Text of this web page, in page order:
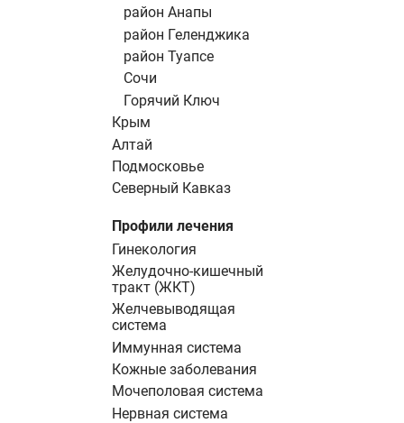
район Анапы
район Геленджика
район Туапсе
Сочи
Горячий Ключ
Крым
Алтай
Подмосковье
Северный Кавказ
Профили лечения
Гинекология
Желудочно-кишечный
тракт (ЖКТ)
Желчевыводящая
система
Иммунная система
Кожные заболевания
Мочеполовая система
Нервная система